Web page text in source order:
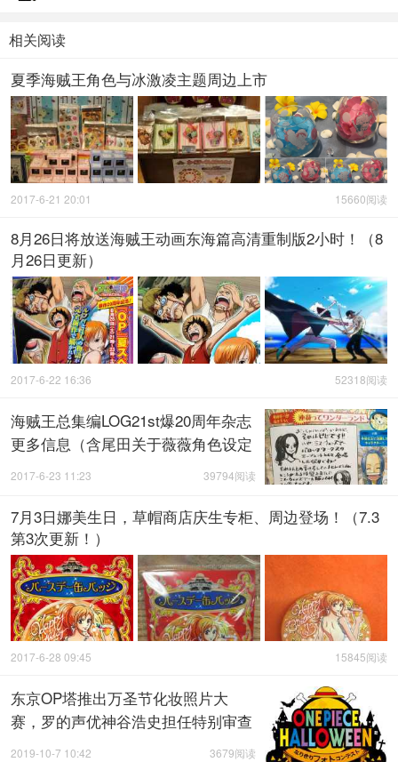
相关阅读
夏季海贼王角色与冰激凌主题周边上市
15660阅读
2017-6-21 20:01
8月26日将放送海贼王动画东海篇高清重制版2小时！（8
月26日更新）
52318阅读
2017-6-22 16:36
海贼王总集编LOG21st爆20周年杂志
更多信息（含尾田关于薇薇角色设定
39794阅读
2017-6-23 11:23
7月3日娜美生日，草帽商店庆生专柜、周边登场！（7.3
第3次更新！）
15845阅读
2017-6-28 09:45
东京OP塔推出万圣节化妆照片大
赛，罗的声优神谷浩史担任特别审查
员（评委）！
3679阅读
2019-10-7 10:42